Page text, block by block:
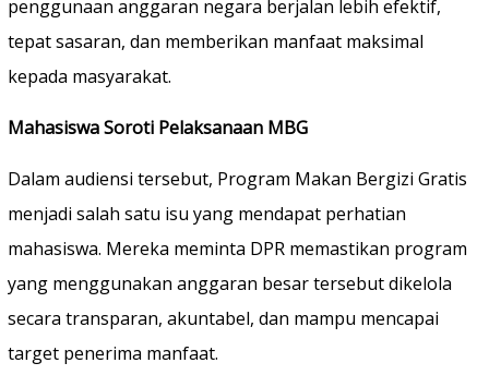
penggunaan anggaran negara berjalan lebih efektif,
tepat sasaran, dan memberikan manfaat maksimal
kepada masyarakat.
Mahasiswa Soroti Pelaksanaan MBG
Dalam audiensi tersebut, Program Makan Bergizi Gratis
menjadi salah satu isu yang mendapat perhatian
mahasiswa. Mereka meminta DPR memastikan program
yang menggunakan anggaran besar tersebut dikelola
secara transparan, akuntabel, dan mampu mencapai
target penerima manfaat.